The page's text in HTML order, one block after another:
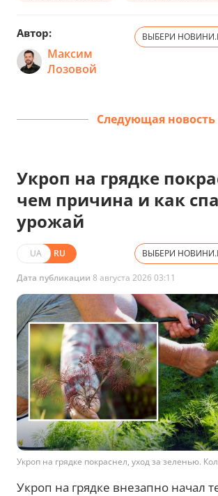
Автор:
Максим
Лозовой
ВЫБЕРИ
Следующая новость
Укроп на грядке
чем причина и как
урожай
UA RU ВЫБЕРИ
Дата публикации 8 августа 2026 03:11
Укроп на грядке покраснел, уход за зеленью.
Укроп на грядке внезапно начал